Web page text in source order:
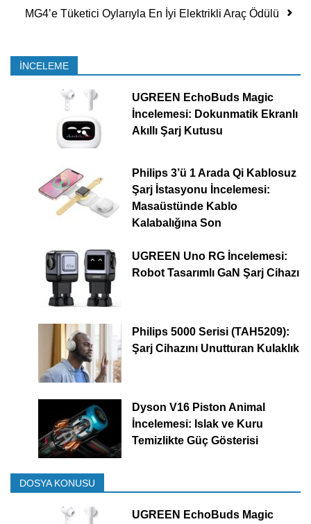
MG4’e Tüketici Oylarıyla En İyi Elektrikli Araç Ödülü
İNCELEME
UGREEN EchoBuds Magic
İncelemesi: Dokunmatik Ekranlı
Akıllı Şarj Kutusu
Philips 3’ü 1 Arada Qi Kablosuz
Şarj İstasyonu İncelemesi:
Masaüstünde Kablo
Kalabalığına Son
UGREEN Uno RG İncelemesi:
Robot Tasarımlı GaN Şarj Cihazı
Philips 5000 Serisi (TAH5209):
Şarj Cihazını Unutturan Kulaklık
Dyson V16 Piston Animal
İncelemesi: Islak ve Kuru
Temizlikte Güç Gösterisi
DOSYA KONUSU
UGREEN EchoBuds Magic